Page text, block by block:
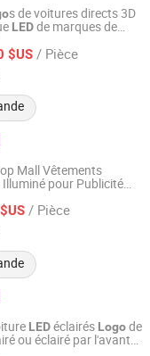
s de voitures directs 3D
LEDde marques de
$US / Pièce
Co., Ltd.
Mall Vêtements
Illuminé pour Publicité
/ Pièce
LEDéclairés Logode
ou éclairé par l'avant
Co., Ltd.